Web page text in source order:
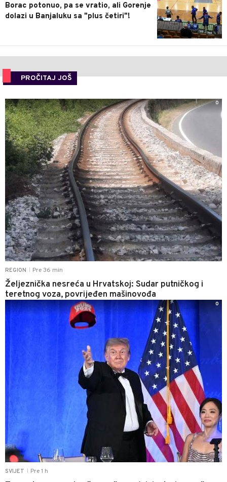
Borac potonuo, pa se vratio, ali Gorenje
dolazi u Banjaluku sa "plus četiri"!
PROČITAJ JOŠ
REGION Pre 36 min
Željeznička nesreća u Hrvatskoj: Sudar putničkog i
teretnog voza, povrijeđen mašinovođa
0
SVIJET Pre 1 h
0